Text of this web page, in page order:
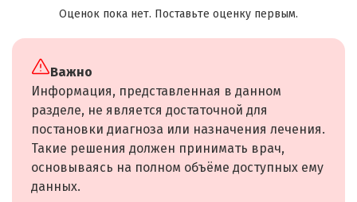
Оценок пока нет. Поставьте оценку первым.
Важно
Информация, представленная в данном
разделе, не является достаточной для
постановки диагноза или назначения лечения.
Такие решения должен принимать врач,
основываясь на полном объёме доступных ему
данных.